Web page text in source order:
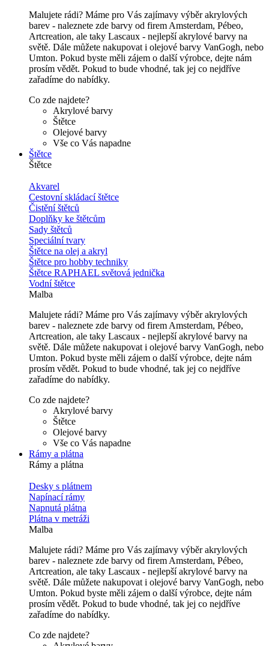
Malujete rádi? Máme pro Vás zajímavy výběr akrylových
barev - naleznete zde barvy od firem Amsterdam, Pébeo,
Artcreation, ale taky Lascaux - nejlepší akrylové barvy na
světě. Dále můžete nakupovat i olejové barvy VanGogh, nebo
Umton. Pokud byste měli zájem o další výrobce, dejte nám
prosím vědět. Pokud to bude vhodné, tak jej co nejdříve
zařadíme do nabídky.
Co zde najdete?
Akrylové barvy
Štětce
Olejové barvy
Vše co Vás napadne
Štětce
Štětce
Akvarel
Cestovní skládací štětce
Čistění štětců
Doplňky ke štětcům
Sady štětců
Speciální tvary
Štětce na olej a akryl
Štětce pro hobby techniky
Štětce RAPHAEL světová jednička
Vodní štětce
Malba
Malujete rádi? Máme pro Vás zajímavy výběr akrylových
barev - naleznete zde barvy od firem Amsterdam, Pébeo,
Artcreation, ale taky Lascaux - nejlepší akrylové barvy na
světě. Dále můžete nakupovat i olejové barvy VanGogh, nebo
Umton. Pokud byste měli zájem o další výrobce, dejte nám
prosím vědět. Pokud to bude vhodné, tak jej co nejdříve
zařadíme do nabídky.
Co zde najdete?
Akrylové barvy
Štětce
Olejové barvy
Vše co Vás napadne
Rámy a plátna
Rámy a plátna
Desky s plátnem
Napínací rámy
Napnutá plátna
Plátna v metráži
Malba
Malujete rádi? Máme pro Vás zajímavy výběr akrylových
barev - naleznete zde barvy od firem Amsterdam, Pébeo,
Artcreation, ale taky Lascaux - nejlepší akrylové barvy na
světě. Dále můžete nakupovat i olejové barvy VanGogh, nebo
Umton. Pokud byste měli zájem o další výrobce, dejte nám
prosím vědět. Pokud to bude vhodné, tak jej co nejdříve
zařadíme do nabídky.
Co zde najdete?